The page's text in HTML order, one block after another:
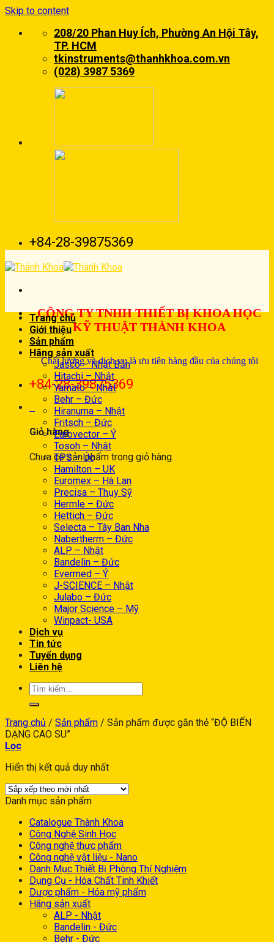
Skip to content
208/20 Phan Huy Ích, Phường An Hội Tây,
TP. HCM
tkinstruments@thanhkhoa.com.vn
(028) 3987 5369
+84-28-39875369
CÔNG TY TNHH THIẾT BỊ KHOA HỌC
KỸ THUẬT THÀNH KHOA
Chất lượng và dịch vụ là ưu tiên hàng đầu của chúng tôi
+84-28-39875369
Giỏ hàng
Chưa có sản phẩm trong giỏ hàng.
Trang chủ
Giới thiệu
Sản phẩm
Hãng sản xuất
Jasco – Nhật Bản
Hitachi – Nhật
Yamato – Nhật
Behr – Đức
Hiranuma – Nhật
Fritsch – Đức
Eurovector – Ý
Tosoh – Nhật
TPS – Úc
Hamilton – UK
Euromex – Hà Lan
Precisa – Thụy Sỹ
Hermle – Đức
Hettich – Đức
Selecta – Tây Ban Nha
Nabertherm – Đức
ALP – Nhật
Bandelin – Đức
Evermed – Ý
J-SCIENCE – Nhật
Julabo – Đức
Major Science – Mỹ
Winpact- USA
Dịch vụ
Tin tức
Tuyển dụng
Liên hệ
Trang chủ / Sản phẩm / Sản phẩm được gắn thẻ “ĐỘ BIẾN
DẠNG CAO SU”
Lọc
Hiển thị kết quả duy nhất
Danh mục sản phẩm
Catalogue Thành Khoa
Công Nghệ Sinh Học
Công nghệ thực phẩm
Công nghệ vật liệu - Nano
Danh Mục Thiết Bị Phòng Thí Nghiệm
Dụng Cụ - Hóa Chất Tinh Khiết
Dược phẩm - Hóa mỹ phẩm
Hãng sản xuất
ALP - Nhật
Bandelin - Đức
Behr - Đức